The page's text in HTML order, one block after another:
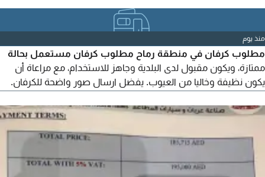
منذ يوم
مطلوب كرفان في منطقة رماح مطلوب كرفان مستعمل بحالة
ممتازة، ويكون مقبول لدى البلدية وجاهز للاستخدام، مع مراعاة أن
يكون نظيفة وخاليا من العيوب. يفضل ارسال صور واضحة للكرفان.
على الخاص أو عبر